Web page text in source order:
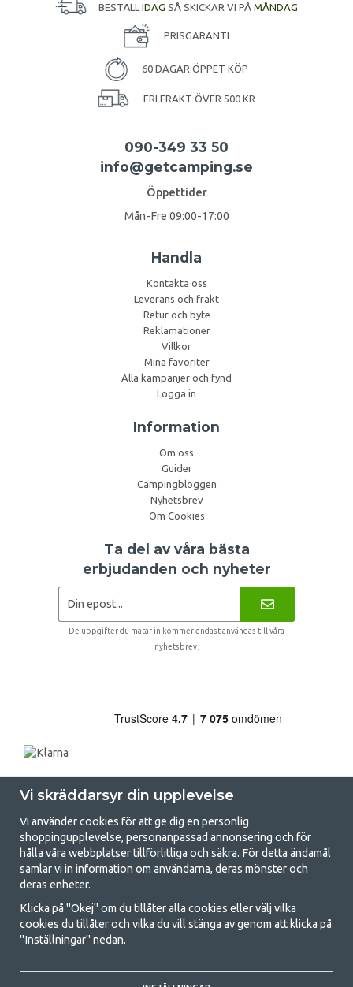
BESTÄLL IDAG SÅ SKICKAR VI PÅ MÅNDAG
PRISGARANTI
60 DAGAR ÖPPET KÖP
FRI FRAKT ÖVER 500 KR
090-349 33 50
info@getcamping.se
Öppettider
Mån-Fre 09:00-17:00
Handla
Kontakta oss
Leverans och frakt
Retur och byte
Reklamationer
Villkor
Mina favoriter
Alla kampanjer och fynd
Logga in
Information
Om oss
Guider
Campingbloggen
Nyhetsbrev
Om Cookies
Ta del av våra bästa
erbjudanden och nyheter
De uppgifter du matar in kommer endast användas till våra
nyhetsbrev.
GetCamping.se - Din butik för camping
och uteliv
Att campa kan antingen vara en livsstil eller ett sätt att samla familjen
för ett gemensamt äventyr. Oavsett vilken kategori du tillhör hittar du
med att campa så därför erbjuder vi riktigt bra priser på familjetält,
Vi skräddarsyr din upplevelse
Vi använder cookies för att ge dig en personlig
shoppingupplevelse, personanpassad annonsering och för
hålla våra webbplatser tillförlitliga och säkra. För detta ändamål
samlar vi in information om användarna, deras mönster och
deras enheter.
Klicka på "Okej" om du tillåter alla cookies eller välj vilka
cookies du tillåter och vilka du vill stänga av genom att klicka på
"Inställningar" nedan.